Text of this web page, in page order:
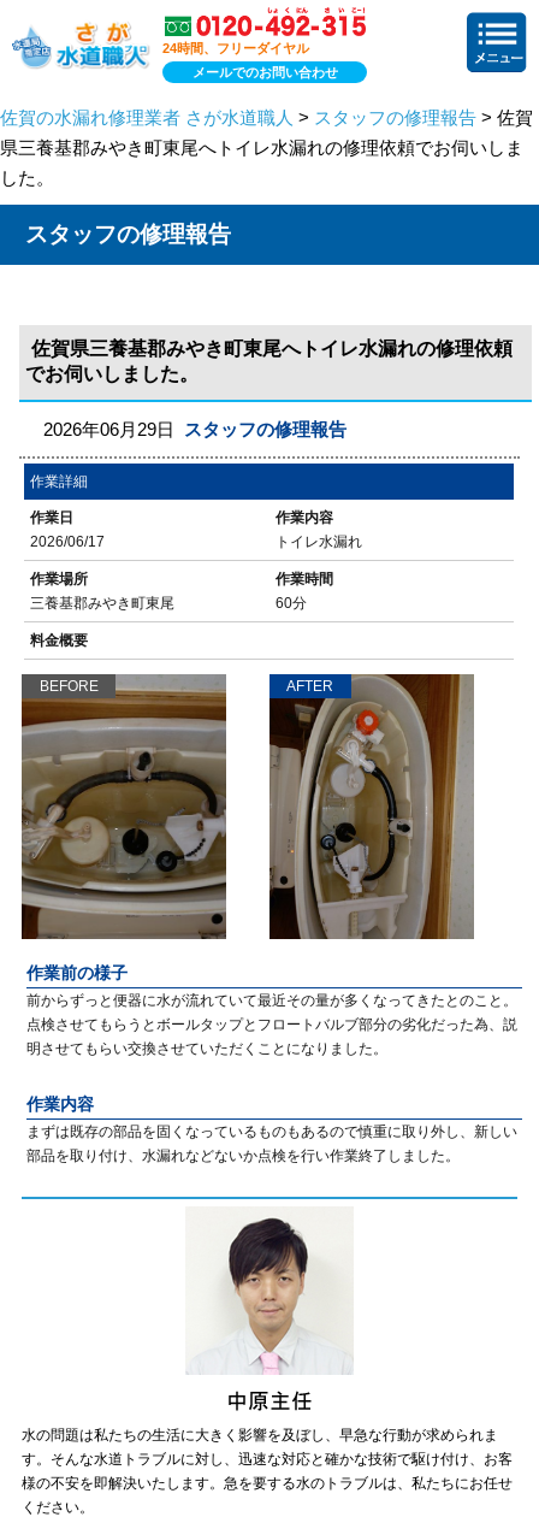
24時間、フリーダイヤル
メールでのお問い合わせ
佐賀の水漏れ修理業者 さが水道職人 > スタッフの修理報告 > 佐賀
県三養基郡みやき町東尾へトイレ水漏れの修理依頼でお伺いしま
した。
スタッフの修理報告
佐賀県三養基郡みやき町東尾へトイレ水漏れの修理依頼
でお伺いしました。
2026年06月29日 スタッフの修理報告
作業詳細
作業日
2026/06/17
作業内容
トイレ水漏れ
作業場所
三養基郡みやき町東尾
作業時間
60分
料金概要
BEFORE AFTER
作業前の様子
前からずっと便器に水が流れていて最近その量が多くなってきたとのこと。
点検させてもらうとボールタップとフロートバルブ部分の劣化だった為、説
明させてもらい交換させていただくことになりました。
作業内容
まずは既存の部品を固くなっているものもあるので慎重に取り外し、新しい
部品を取り付け、水漏れなどないか点検を行い作業終了しました。
水の問題は私たちの生活に大きく影響を及ぼし、早急な行動が求められま
す。そんな水道トラブルに対し、迅速な対応と確かな技術で駆け付け、お客
様の不安を即解決いたします。急を要する水のトラブルは、私たちにお任せ
ください。